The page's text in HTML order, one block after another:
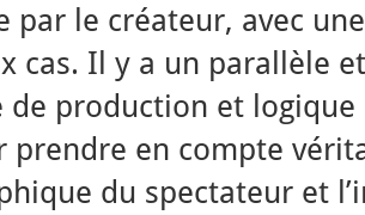
par le créateur, avec
cas. Il y a un parallèle
de production et
prendre en compte
du spectateur et